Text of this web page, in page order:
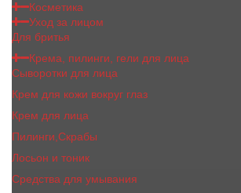
Косметика
Уход за лицом
Для бритья
Крема, пилинги, гели для лица
Сыворотки для лица
Крем для кожи вокруг глаз
Крем для лица
Пилинги,Скрабы
Лосьон и тоник
Средства для умывания